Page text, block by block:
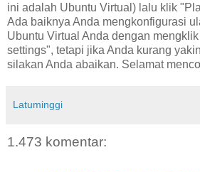
ini adalah Ubuntu Virtual) lalu klik
Ada baiknya Anda mengkonfigurasi
Ubuntu Virtual Anda dengan
settings", tetapi jika Anda kurang
silakan Anda abaikan. Selamat
Latuminggi
1.473 komentar: